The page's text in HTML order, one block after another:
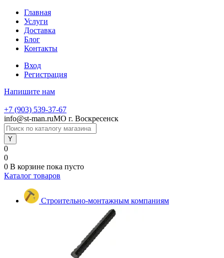
Главная
Услуги
Доставка
Блог
Контакты
Вход
Регистрация
Напишите нам
+7 (903) 539-37-67
info@st-man.ruМО г. Воскресенск
0
0
0 В корзине пока пусто
Каталог товаров
Строительно-монтажным компаниям